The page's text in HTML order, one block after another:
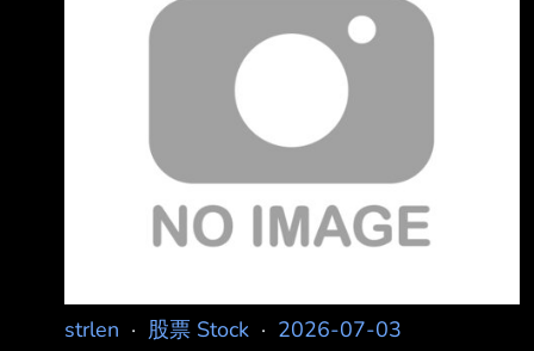
連結不能點擊者板規 1-2-2 處分。
https://tinyurl.com/263c77p9 發布時間： 請勿
張貼超過3天新聞 2026/07/03 11:13 記者署
名： 財訊新聞中心 原文內容： 《路透社》報導
引述一段臉書母公司Meta Platforms的會議錄音
內容指出，Meta執行長祖 克柏於7月2日坦言，
人工智慧代
strlen · 股票 Stock · 2026-07-03